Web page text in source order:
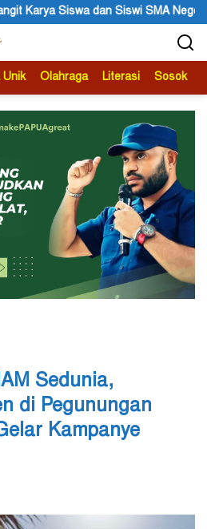
Anggota MRP Papua Pegunungan
Unik Olahraga Literasi Sosok
Sedunia,
di Pegunungan
Kampanye